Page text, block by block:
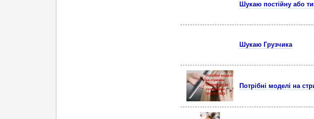
Шукаю постійну або
Шукаю Грузчика
Потрібні моделі на